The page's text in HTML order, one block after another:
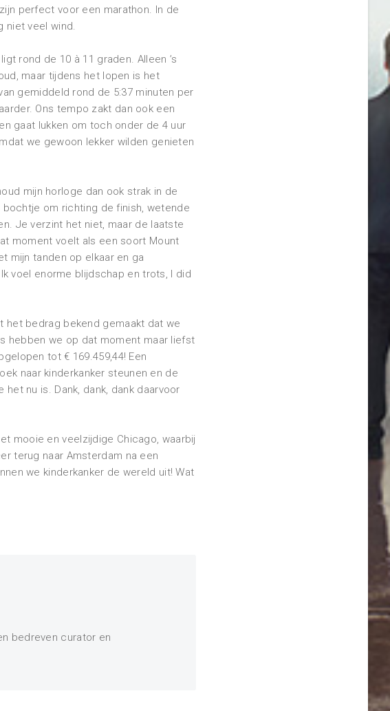
perfect voor een marathon. In de
niet veel wind.
rond de 10 à 11 graden. Alleen ’s
maar tijdens het lopen is het
gemiddeld rond de 5:37 minuten per
Ons tempo zakt dan ook een
gaat lukken om toch onder de 4 uur
we gewoon lekker wilden genieten
mijn horloge dan ook strak in de
om richting de finish, wetende
Je verzint het niet, maar de laatste
moment voelt als een soort Mount
mijn tanden op elkaar en ga
voel enorme blijdschap en trots, I did
het bedrag bekend gemaakt dat we
hebben we op dat moment maar liefst
tot € 169.459,44! Een
naar kinderkanker steunen en de
nu is. Dank, dank, dank daarvoor
mooie en veelzijdige Chicago, waarbij
terug naar Amsterdam na een
we kinderkanker de wereld uit! Wat
bedreven curator en